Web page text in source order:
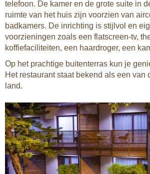
telefoon. De kamer en de grote suite in
ruimte van het huis zijn voorzien van
badkamers. De inrichting is stijlvol en
voorzieningen zoals een flatscreen-tv,
koffiefaciliteiten, een haardroger, een
Op het prachtige buitenterras kun je
Het restaurant staat bekend als een van
land.